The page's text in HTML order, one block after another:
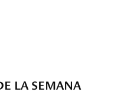
LA SEMANA